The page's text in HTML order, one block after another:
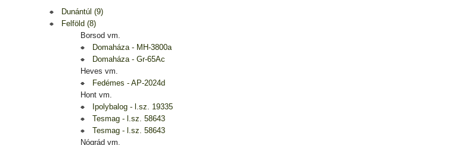
Dunántúl (9)
Felföld (8)
Borsod vm.
Domaháza - MH-3800a
Domaháza - Gr-65Ac
Heves vm.
Fedémes - AP-2024d
Hont vm.
Ipolybalog - l.sz. 19335
Tesmag - l.sz. 58643
Tesmag - l.sz. 58643
Nógrád vm.